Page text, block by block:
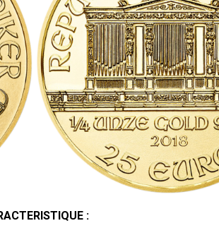
: